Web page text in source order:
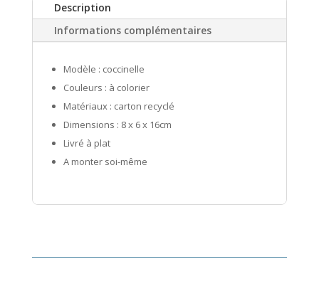
BeetleDescription
Informations complémentaires
Modèle : coccinelle
Couleurs : à colorier
Matériaux : carton recyclé
Dimensions : 8 x 6 x 16cm
Livré à plat
A monter soi-même